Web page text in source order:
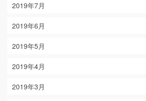
2019年7月
2019年6月
2019年5月
2019年4月
2019年3月